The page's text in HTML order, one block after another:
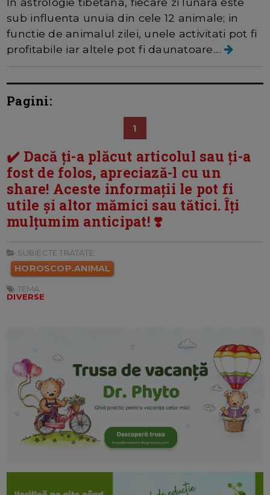
sub influenta unuia din cele 12 animale; in
functie de animalul zilei, unele activitati pot fi
profitabile iar altele pot fi daunatoare....
Pagini:
1
✔️ Dacă ți-a plăcut articolul sau ți-a
fost de folos, apreciază-l cu un
share! Aceste informații le pot fi
utile și altor mămici sau tătici. Îți
mulțumim anticipat! ❣️
SUBIECTE TRATATE:
HOROSCOP.ANIMAL
TEMA:
DIVERSE